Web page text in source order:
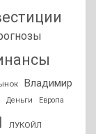
Владимир
Деньги Европа
ЛУКОЙЛ